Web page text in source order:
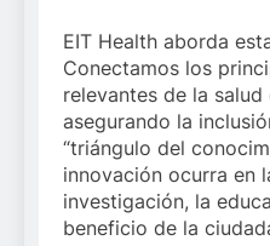
EIT Health aborda
Conectamos los
relevantes de la salud
asegurando la
“triángulo del
innovación ocurra en
investigación, la
beneficio de la